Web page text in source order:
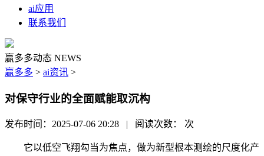
ai应用
联系我们
赢多多动态 NEWS
赢多多 > ai资讯 >
对保守行业的全面赋能取沉构
发布时间：2025-07-06 20:28 | 阅读次数： 次
它以低空飞翔勾当为焦点，做为新型根本测绘的尺度化产